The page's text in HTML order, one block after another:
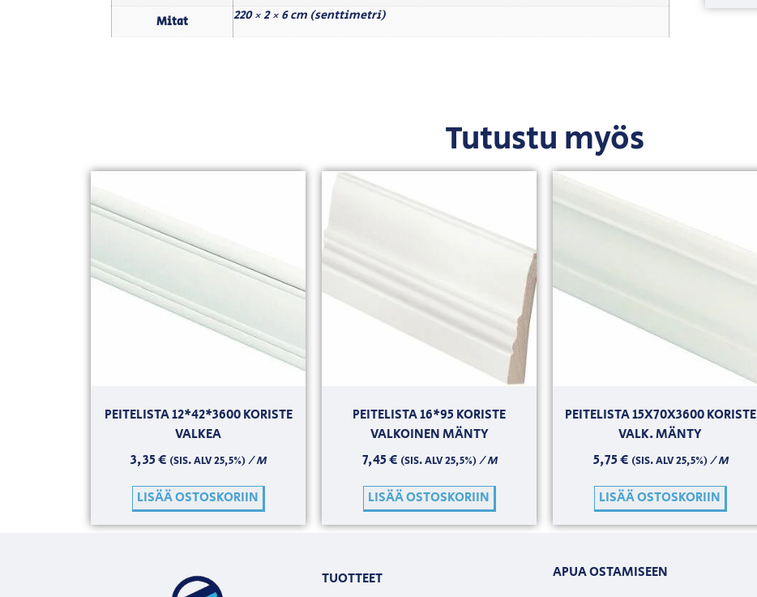
Mitat 220 × 2 × 6 cm (senttimetri)
Tutustu myös
PEITELISTA 12*42*3600 KORISTE
VALKEA
3,35€ (SIS. ALV 25,5%)/ M
LISÄÄ OSTOSKORIIN
PEITELISTA 16*95 KORISTE
VALKOINEN MÄNTY
7,45€ (SIS. ALV 25,5%)/ M
LISÄÄ OSTOSKORIIN
PEITELISTA 15X70X3600 KORISTE
VALK. MÄNTY
5,75€ (SIS. ALV 25,5%)/ M
LISÄÄ OSTOSKORIIN
TUOTTEET
APUA OSTAMISEEN